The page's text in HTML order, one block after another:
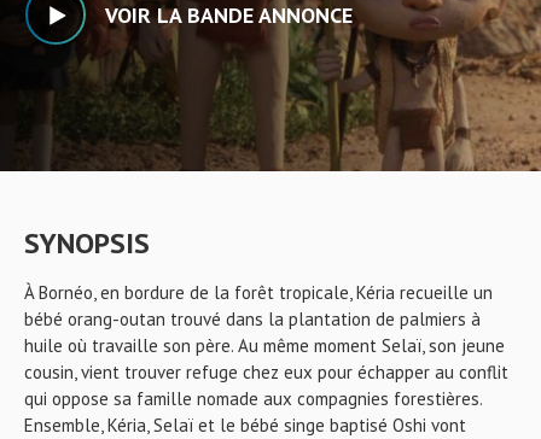
VOIR LA BANDE ANNONCE
SYNOPSIS
À Bornéo, en bordure de la forêt tropicale, Kéria recueille un
bébé orang-outan trouvé dans la plantation de palmiers à
huile où travaille son père. Au même moment Selaï, son jeune
cousin, vient trouver refuge chez eux pour échapper au conflit
qui oppose sa famille nomade aux compagnies forestières.
Ensemble, Kéria, Selaï et le bébé singe baptisé Oshi vont